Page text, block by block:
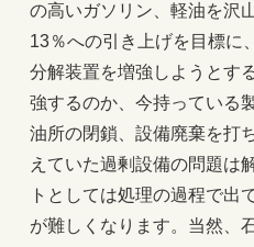
の高いガソリン、軽油を沢
13％への引き上げを目標に
分解装置を増強しようとす
強するのか、今持っている
油所の閉鎖、設備廃棄を打
えていた過剰設備の問題は
トとしては処理の過程で出
が難しくなります。当然、